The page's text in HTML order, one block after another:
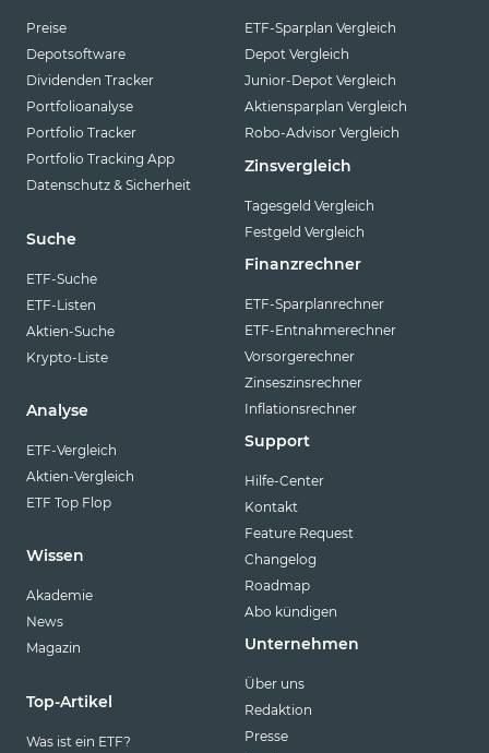
Preise
Depotsoftware
Dividenden Tracker
Portfolioanalyse
Portfolio Tracker
Portfolio Tracking App
Datenschutz & Sicherheit
Suche
ETF-Suche
ETF-Listen
Aktien-Suche
Krypto-Liste
Analyse
ETF-Vergleich
Aktien-Vergleich
ETF Top Flop
Wissen
Akademie
News
Magazin
Top-Artikel
Was ist ein ETF?
ETF-Sparplan Vergleich
Depot Vergleich
Junior-Depot Vergleich
Aktiensparplan Vergleich
Robo-Advisor Vergleich
Zinsvergleich
Tagesgeld Vergleich
Festgeld Vergleich
Finanzrechner
ETF-Sparplanrechner
ETF-Entnahmerechner
Vorsorgerechner
Zinseszinsrechner
Inflationsrechner
Support
Hilfe-Center
Kontakt
Feature Request
Changelog
Roadmap
Abo kündigen
Unternehmen
Über uns
Redaktion
Presse